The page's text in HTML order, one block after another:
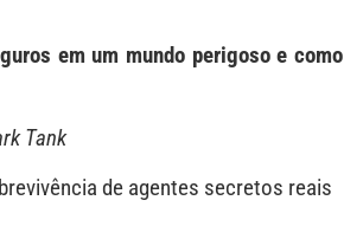
em um mundo perigoso e como
Tank
de agentes secretos reais